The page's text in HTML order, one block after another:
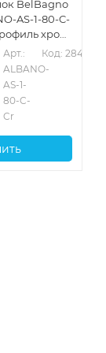
BelBagno
AS-1-80-C-
хром,
Арт.:
ALBANO-
AS-1-
80-C-
Cr
Код: 28436